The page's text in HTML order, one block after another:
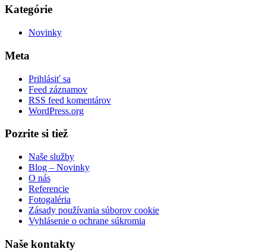
Kategórie
Novinky
Meta
Prihlásiť sa
Feed záznamov
RSS feed komentárov
WordPress.org
Pozrite si tiež
Naše služby
Blog – Novinky
O nás
Referencie
Fotogaléria
Zásady používania súborov cookie
Vyhlásenie o ochrane súkromia
Naše kontakty